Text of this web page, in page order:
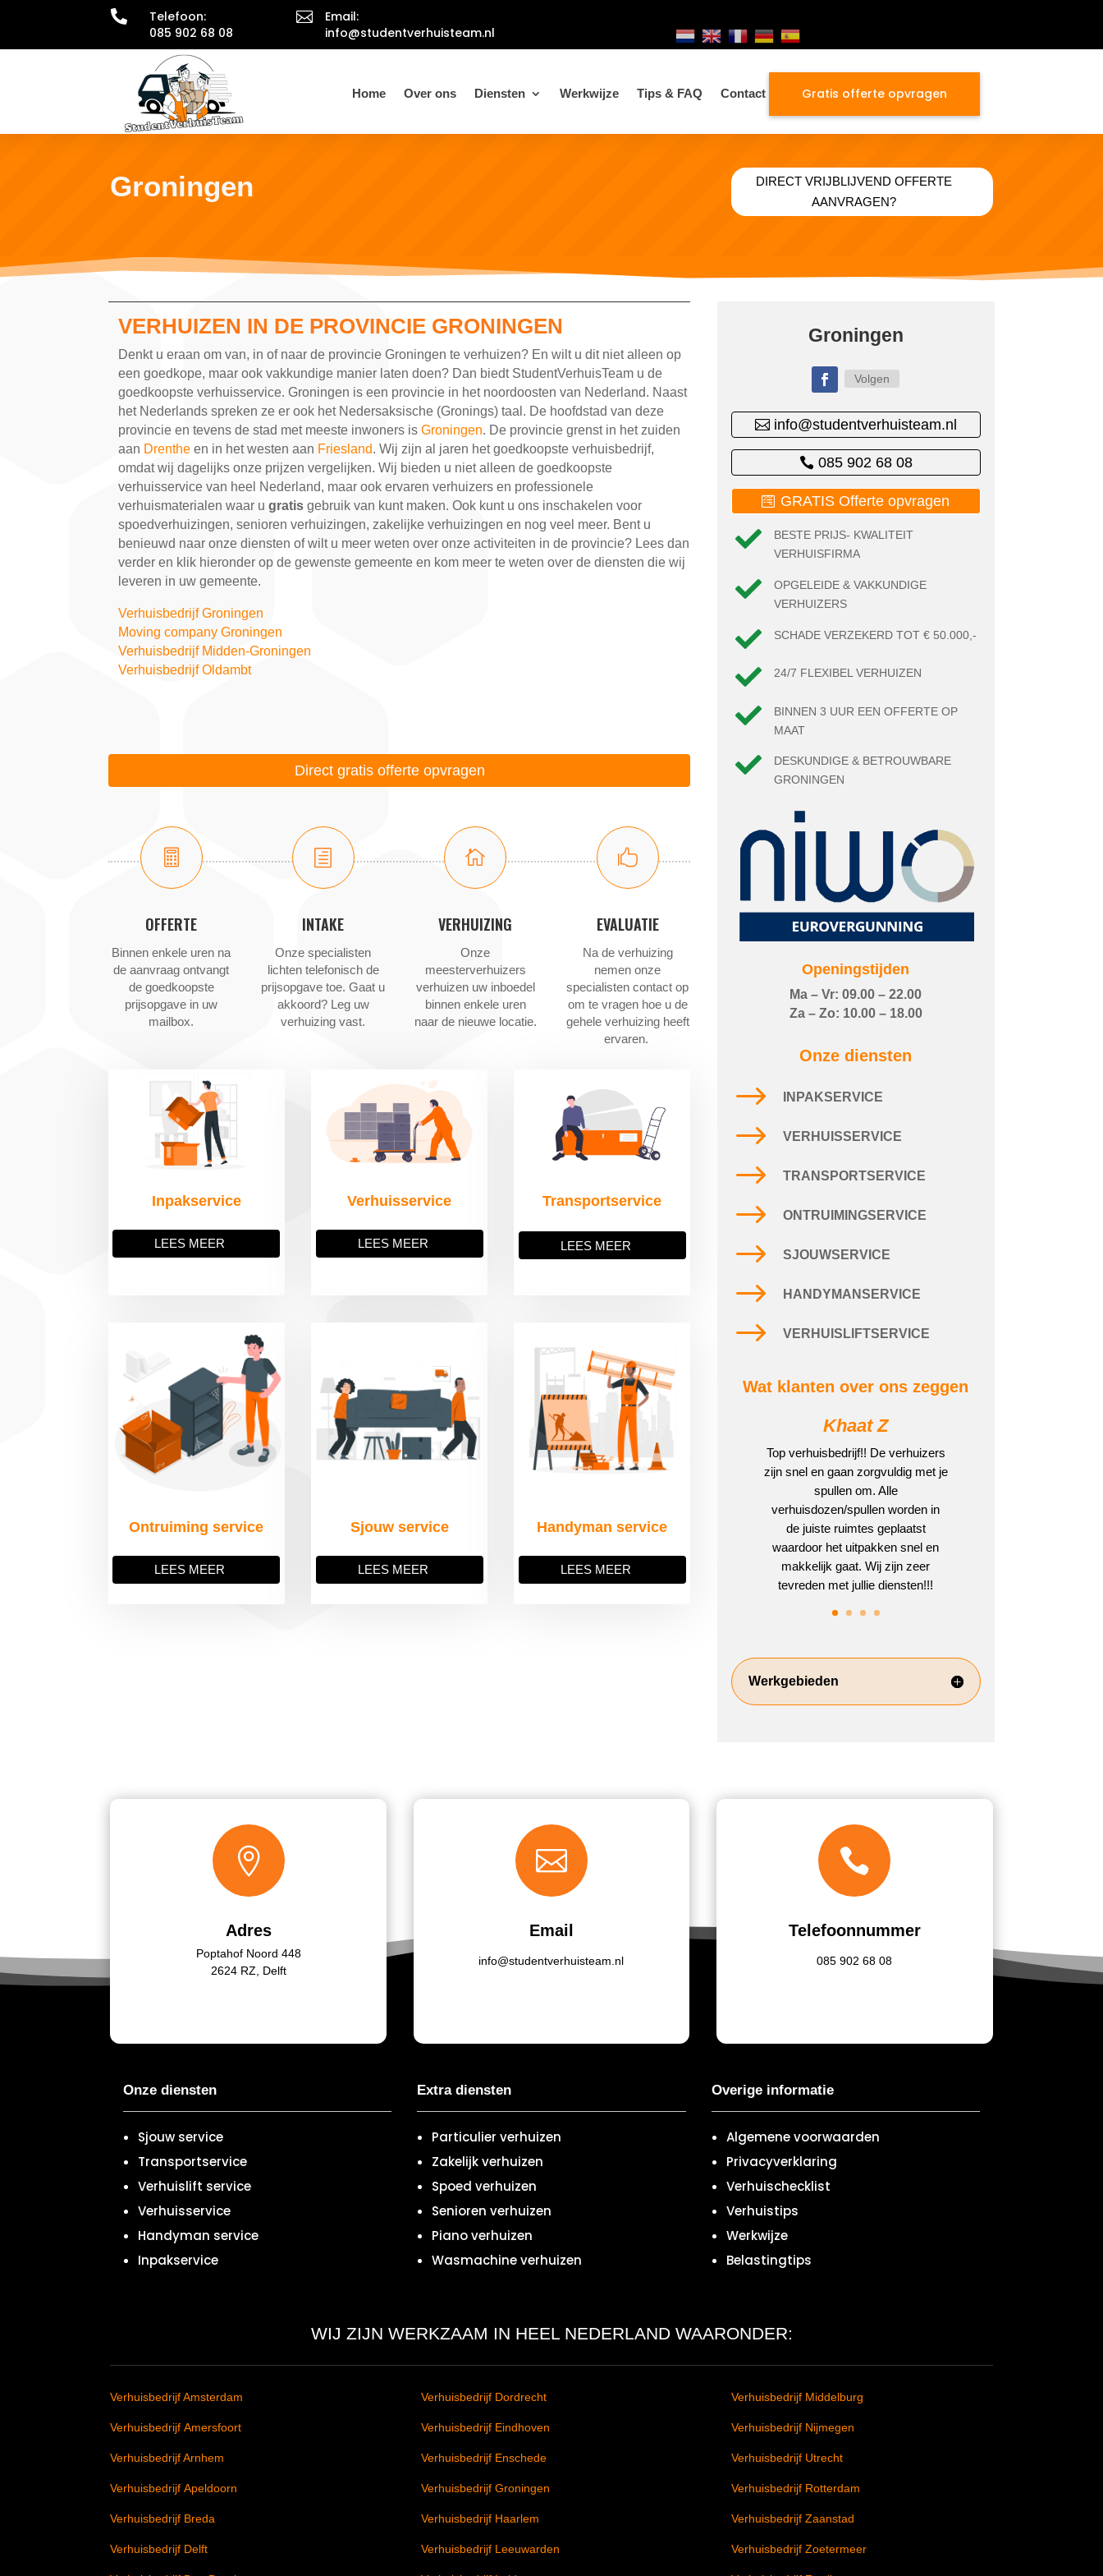

Telefoon:
085 902 68 08

Email:
info@studentverhuisteam.nl
Home Over ons Diensten Werkwijze Tips & FAQ Contact Gratis offerte opvragen
Groningen
DIRECT VRIJBLIJVEND OFFERTE
AANVRAGEN?
VERHUIZEN IN DE PROVINCIE GRONINGEN
Denkt u eraan om van, in of naar de provincie Groningen te verhuizen? En wilt u dit niet alleen op
een goedkope, maar ook vakkundige manier laten doen? Dan biedt StudentVerhuisTeam u de
goedkoopste verhuisservice. Groningen is een provincie in het noordoosten van Nederland. Naast
het Nederlands spreken ze er ook het Nedersaksische (Gronings) taal. De hoofdstad van deze
provincie en tevens de stad met meeste inwoners is Groningen. De provincie grenst in het zuiden
aan Drenthe en in het westen aan Friesland. Wij zijn al jaren het goedkoopste verhuisbedrijf,
omdat wij dagelijks onze prijzen vergelijken. Wij bieden u niet alleen de goedkoopste
verhuisservice van heel Nederland, maar ook ervaren verhuizers en professionele
verhuismaterialen waar u gratis gebruik van kunt maken. Ook kunt u ons inschakelen voor
spoedverhuizingen, senioren verhuizingen, zakelijke verhuizingen en nog veel meer. Bent u
benieuwd naar onze diensten of wilt u meer weten over onze activiteiten in de provincie? Lees dan
verder en klik hieronder op de gewenste gemeente en kom meer te weten over de diensten die wij
leveren in uw gemeente.
Verhuisbedrijf Groningen
Moving company Groningen
Verhuisbedrijf Midden-Groningen
Verhuisbedrijf Oldambt
Direct gratis offerte opvragen

OFFERTE
Binnen enkele uren na
de aanvraag ontvangt
de goedkoopste
prijsopgave in uw
mailbox.
h
INTAKE
Onze specialisten
lichten telefonisch de
prijsopgave toe. Gaat u
akkoord? Leg uw
verhuizing vast.

VERHUIZING
Onze
meesterverhuizers
verhuizen uw inboedel
binnen enkele uren
naar de nieuwe locatie.

EVALUATIE
Na de verhuizing
nemen onze
specialisten contact op
om te vragen hoe u de
gehele verhuizing heeft
ervaren.
Inpakservice
LEES MEER
Verhuisservice
LEES MEER
Transportservice
LEES MEER
Ontruiming service
LEES MEER
Sjouw service
LEES MEER
Handyman service
LEES MEER
Groningen
Volgen
info@studentverhuisteam.nl
085 902 68 08
GRATIS Offerte opvragen

BESTE PRIJS- KWALITEIT
VERHUISFIRMA

OPGELEIDE & VAKKUNDIGE
VERHUIZERS
 SCHADE VERZEKERD TOT € 50.000,-
 24/7 FLEXIBEL VERHUIZEN

BINNEN 3 UUR EEN OFFERTE OP
MAAT

DESKUNDIGE & BETROUWBARE
GRONINGEN
Openingstijden
Ma – Vr: 09.00 – 22.00
Za – Zo: 10.00 – 18.00
Onze diensten
$ INPAKSERVICE
$ VERHUISSERVICE
$ TRANSPORTSERVICE
$ ONTRUIMINGSERVICE
$ SJOUWSERVICE
$ HANDYMANSERVICE
$ VERHUISLIFTSERVICE
Wat klanten over ons zeggen
Khaat Z
Top verhuisbedrijf!! De verhuizers
zijn snel en gaan zorgvuldig met je
spullen om. Alle
verhuisdozen/spullen worden in
de juiste ruimtes geplaatst
waardoor het uitpakken snel en
makkelijk gaat. Wij zijn zeer
tevreden met jullie diensten!!!
Werkgebieden

Adres
Poptahof Noord 448
2624 RZ, Delft

Email
info@studentverhuisteam.nl

Telefoonnummer
085902 68 08
Onze diensten
Sjouw service
Transportservice
Verhuislift service
Verhuisservice
Handyman service
Inpakservice
Extra diensten
Particulier verhuizen
Zakelijk verhuizen
Spoed verhuizen
Senioren verhuizen
Piano verhuizen
Wasmachine verhuizen
Overige informatie
Algemene voorwaarden
Privacyverklaring
Verhuischecklist
Verhuistips
Werkwijze
Belastingtips
WIJ ZIJN WERKZAAM IN HEEL NEDERLAND WAARONDER:
Verhuisbedrijf Amsterdam
Verhuisbedrijf Amersfoort
Verhuisbedrijf Arnhem
Verhuisbedrijf Apeldoorn
Verhuisbedrijf Breda
Verhuisbedrijf Delft
Verhuisbedrijf Dordrecht
Verhuisbedrijf Eindhoven
Verhuisbedrijf Enschede
Verhuisbedrijf Groningen
Verhuisbedrijf Haarlem
Verhuisbedrijf Leeuwarden
Verhuisbedrijf Middelburg
Verhuisbedrijf Nijmegen
Verhuisbedrijf Utrecht
Verhuisbedrijf Rotterdam
Verhuisbedrijf Zaanstad
Verhuisbedrijf Zoetermeer